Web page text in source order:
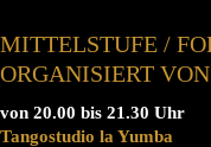
MITTELSTUFE /
ORGANISIERT
von 20.00 bis 21.30 Uhr
Tangostudio la Yumba